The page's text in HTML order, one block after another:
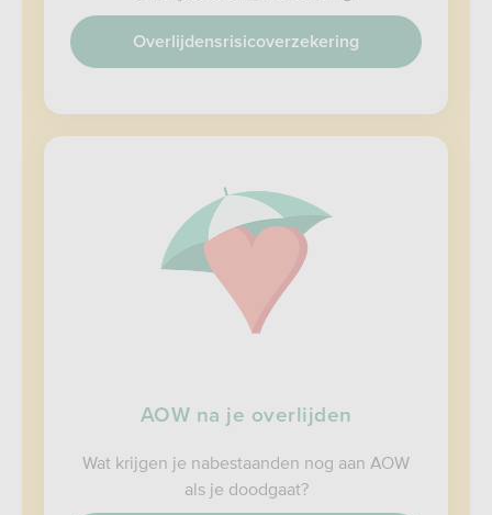
Overlijdensrisicoverzekering
AOW na je overlijden
Wat krijgen je nabestaanden nog aan AOW
als je doodgaat?